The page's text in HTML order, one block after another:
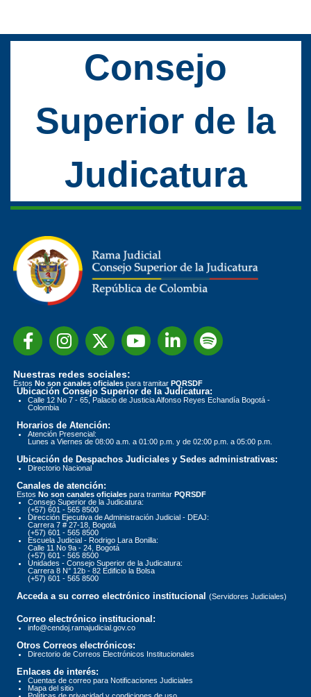
Consejo
Superior de la
Judicatura
Nuestras redes sociales:
Estos No son canales oficiales para tramitar PQRSDF
Ubicación Consejo Superior de la Judicatura:
Calle 12 No 7 - 65, Palacio de Justicia Alfonso Reyes Echandía Bogotá -
Colombia
Horarios de Atención:
Atención Presencial:
Lunes a Viernes de 08:00 a.m. a 01:00 p.m. y de 02:00 p.m. a 05:00 p.m.
Ubicación de Despachos Judiciales y Sedes administrativas:
Directorio Nacional
Canales de atención:
Estos No son canales oficiales para tramitar PQRSDF
Consejo Superior de la Judicatura:
(+57) 601 - 565 8500
Dirección Ejecutiva de Administración Judicial - DEAJ:
Carrera 7 # 27-18, Bogotá
(+57) 601 - 565 8500
Escuela Judicial - Rodrigo Lara Bonilla:
Calle 11 No 9a - 24, Bogotá
(+57) 601 - 565 8500
Unidades - Consejo Superior de la Judicatura:
Carrera 8 N° 12b - 82 Edificio la Bolsa
(+57) 601 - 565 8500
Acceda a su correo electrónico institucional (Servidores Judiciales)
Correo electrónico institucional:
info@cendoj.ramajudicial.gov.co
Otros Correos electrónicos:
Directorio de Correos Electrónicos Institucionales
Enlaces de interés:
Cuentas de correo para Notificaciones Judiciales
Mapa del sitio